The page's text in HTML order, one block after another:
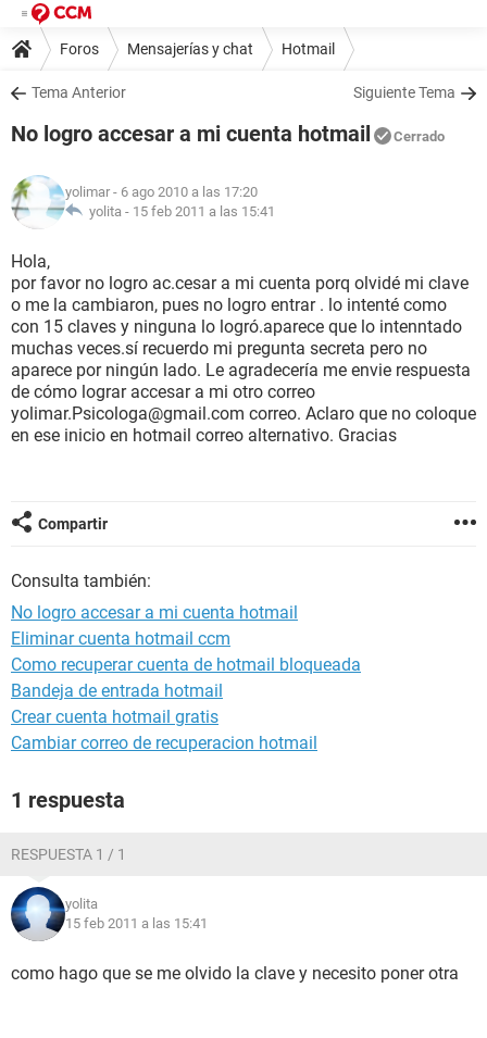
Foros Mensajerías y chat Hotmail
Tema Anterior Siguiente Tema
No logro accesar a mi cuenta hotmail Cerrado
yolimar - 6 ago 2010 a las 17:20
yolita - 15 feb 2011 a las 15:41
Hola,
por favor no logro ac.cesar a mi cuenta porq olvidé mi clave
o me la cambiaron, pues no logro entrar . lo intenté como
con 15 claves y ninguna lo logró.aparece que lo intenntado
muchas veces.sí recuerdo mi pregunta secreta pero no
aparece por ningún lado. Le agradecería me envie respuesta
de cómo lograr accesar a mi otro correo
yolimar.Psicologa@gmail.com correo. Aclaro que no coloque
en ese inicio en hotmail correo alternativo. Gracias
Compartir
Consulta también:
No logro accesar a mi cuenta hotmail
Eliminar cuenta hotmail ccm
Como recuperar cuenta de hotmail bloqueada
Bandeja de entrada hotmail
Crear cuenta hotmail gratis
Cambiar correo de recuperacion hotmail
1 respuesta
RESPUESTA 1 / 1
yolita
15 feb 2011 a las 15:41
como hago que se me olvido la clave y necesito poner otra